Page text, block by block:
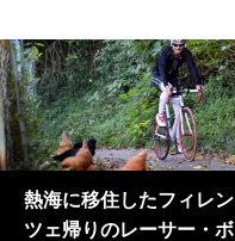
熱海に移住したフィレン
ツェ帰りのレーサー・ボ